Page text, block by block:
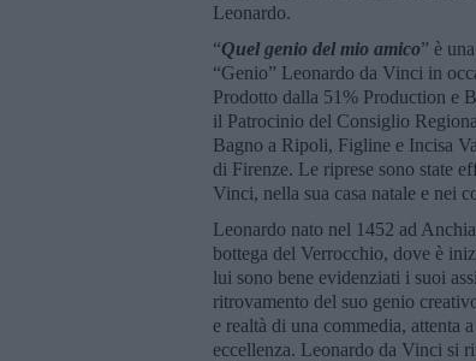
Leonardo.
“Quel genio del mio amico” è
“Genio” Leonardo da Vinci in
Prodotto dalla 51% Production e
il Patrocinio del Consiglio
Bagno a Ripoli, Figline e Incisa
di Firenze. Le riprese sono state
Vinci, nella sua casa natale e nei
Leonardo nato nel 1452 ad
bottega del Verrocchio, dove è
lui sono bene evidenziati i suoi
ritrovamento del suo genio
e realtà di una commedia, attenta
eccellenza. Leonardo da Vinci si